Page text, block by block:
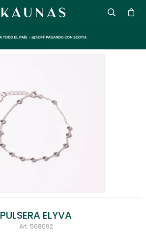
PULSERA ELYVA
568092